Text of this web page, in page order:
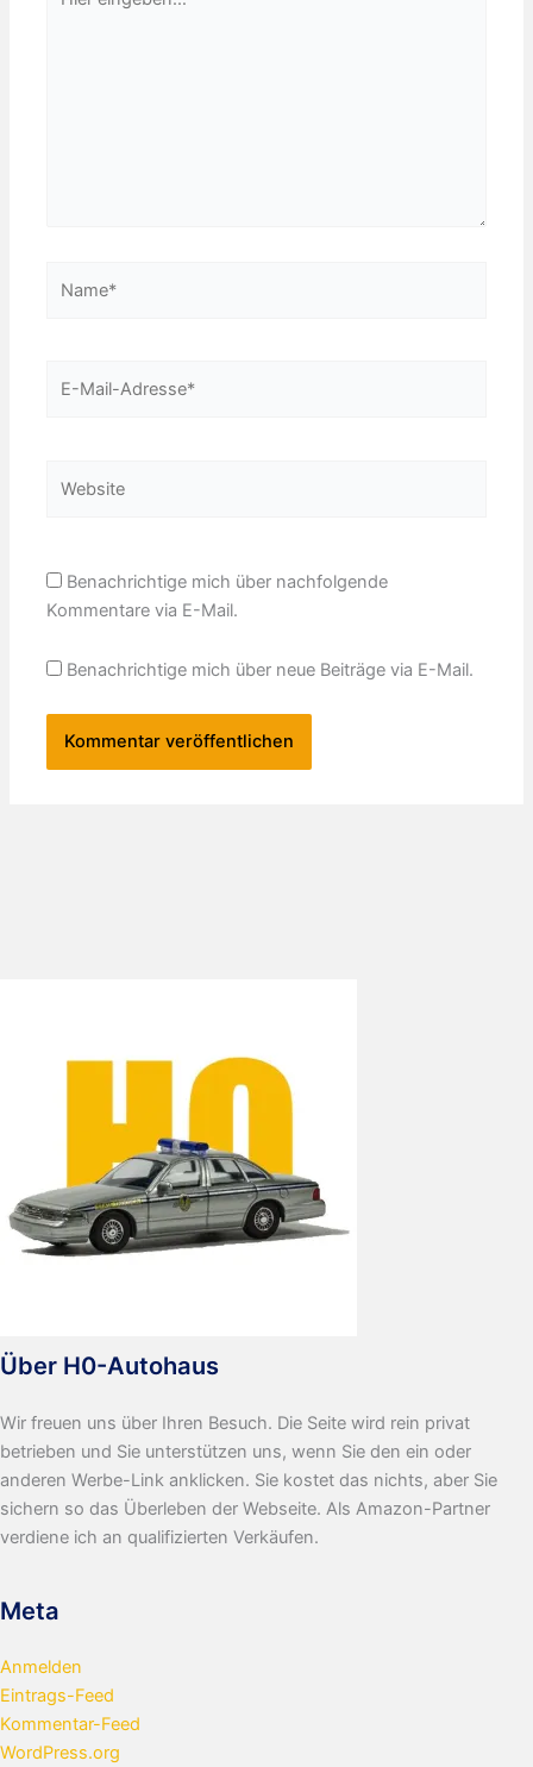
eingeben…
Mail-
Benachrichtige mich über nachfolgende
Kommentare via E-Mail.
Benachrichtige mich über neue Beiträge via E-Mail.
Über H0-Autohaus
Wir freuen uns über Ihren Besuch. Die Seite wird rein privat
betrieben und Sie unterstützen uns, wenn Sie den ein oder
anderen Werbe-Link anklicken. Sie kostet das nichts, aber Sie
sichern so das Überleben der Webseite. Als Amazon-Partner
verdiene ich an qualifizierten Verkäufen.
Meta
Anmelden
Eintrags-Feed
Kommentar-Feed
WordPress.org